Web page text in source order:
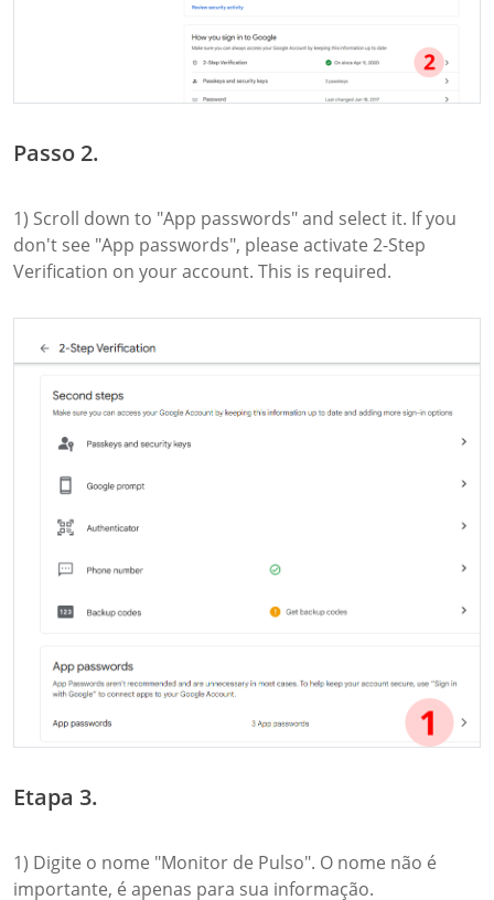
Passo 2.
1) Scroll down to "App passwords" and select it. If you
don't see "App passwords", please activate 2-Step
Verification on your account. This is required.
Etapa 3.
1) Digite o nome "Monitor de Pulso". O nome não é
importante, é apenas para sua informação.